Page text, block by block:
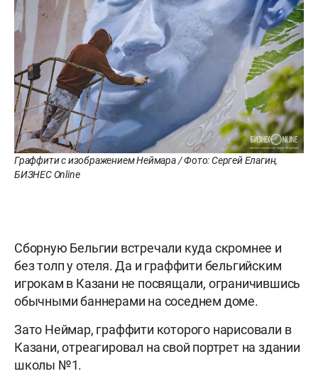
Граффити с изображением Неймара / Фото: Сергей Елагин,
БИЗНЕС Online
Сборную Бельгии встречали куда скромнее и
без толп у отеля. Да и граффити бельгийским
игрокам в Казани не посвящали, ограничившись
обычными баннерами на соседнем доме.
Зато Неймар, граффити которого нарисовали в
Казани, отреагировал на свой портрет на здании
школы №1.